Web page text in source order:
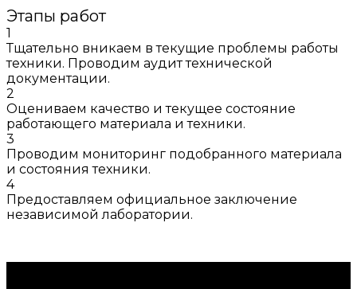
Этапы работ
1
Тщательно вникаем в текущие проблемы работы
техники. Проводим аудит технической
документации.
2
Оцениваем качество и текущее состояние
работающего материала и техники.
3
Проводим мониторинг подобранного материала
и состояния техники.
4
Предоставляем официальное заключение
независимой лаборатории.